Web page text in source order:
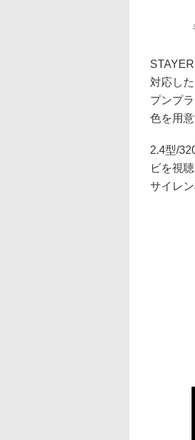
対応し
プンプ
色を用意
2.4型/
ビを視
サイレ